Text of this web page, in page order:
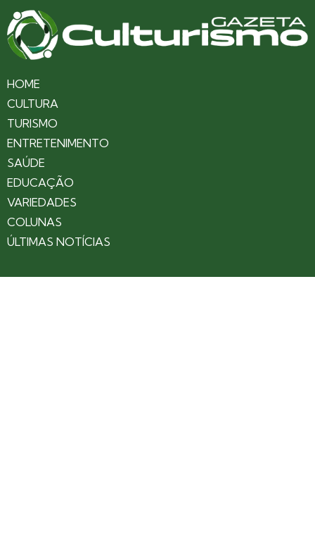
HOME
CULTURA
TURISMO
ENTRETENIMENTO
SAÚDE
EDUCAÇÃO
VARIEDADES
COLUNAS
ÚLTIMAS NOTÍCIAS